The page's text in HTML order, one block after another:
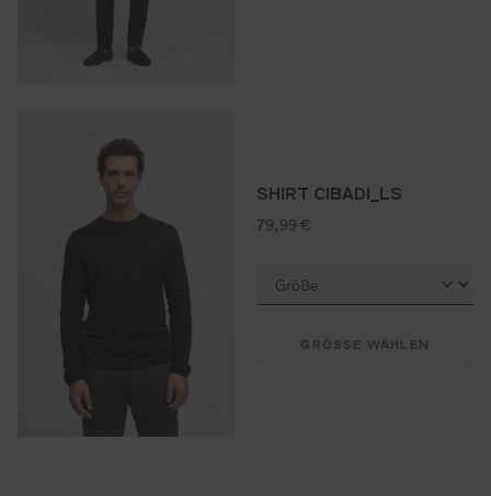
SHIRT CIBADI_LS
regulärer preis:
79,99 €
GRÖSSE WÄHLEN